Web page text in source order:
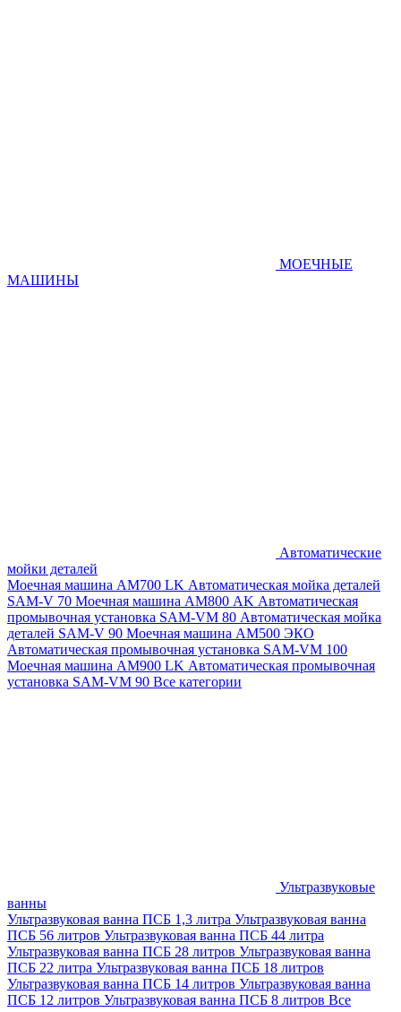
МОЕЧНЫЕ
МАШИНЫ
Автоматические
мойки деталей
Моечная машина AM700 LK Автоматическая мойка деталей
SAM-V 70 Моечная машина АМ800 AK Автоматическая
промывочная установка SAM-VM 80 Автоматическая мойка
деталей SAM-V 90 Моечная машина АМ500 ЭКО
Автоматическая промывочная установка SAM-VM 100
Моечная машина AM900 LK Автоматическая промывочная
установка SAM-VM 90 Все категории
Ультразвуковые
ванны
Ультразвуковая ванна ПСБ 1,3 литра Ультразвуковая ванна
ПСБ 56 литров Ультразвуковая ванна ПСБ 44 литра
Ультразвуковая ванна ПСБ 28 литров Ультразвуковая ванна
ПСБ 22 литра Ультразвуковая ванна ПСБ 18 литров
Ультразвуковая ванна ПСБ 14 литров Ультразвуковая ванна
ПСБ 12 литров Ультразвуковая ванна ПСБ 8 литров Все